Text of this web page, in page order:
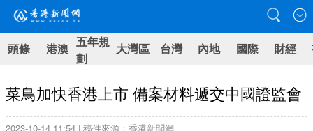
頭條 港澳 五年規
劃
大灣區 台灣 內地 國際 財經
菜鳥加快香港上市 備案材料遞交中國證監會
2023-10-14 11:54 | 稿件來源：香港新聞網